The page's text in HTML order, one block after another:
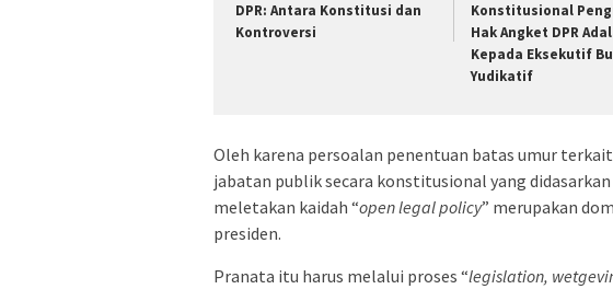
DPR: Antara Konstitusi dan
Kontroversi
Konstitusional
Hak Angket DPR
Kepada Eksekutif
Yudikatif
Oleh karena persoalan penentuan batas umur
jabatan publik secara konstitusional yang
meletakan kaidah “open legal policy” merupakan
presiden.
Pranata itu harus melalui proses “legislation,